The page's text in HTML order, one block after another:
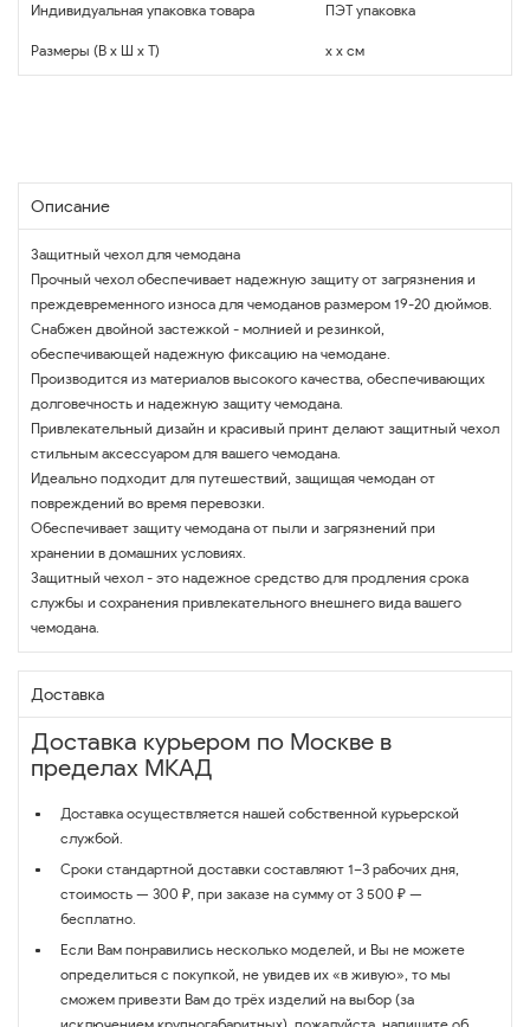
Индивидуальная упаковка товара ПЭТ упаковка
Размеры (В x Ш x Т) x x см
Описание
Защитный чехол для чемодана
Прочный чехол обеспечивает надежную защиту от загрязнения и
преждевременного износа для чемоданов размером 19-20 дюймов.
Снабжен двойной застежкой - молнией и резинкой,
обеспечивающей надежную фиксацию на чемодане.
Производится из материалов высокого качества, обеспечивающих
долговечность и надежную защиту чемодана.
Привлекательный дизайн и красивый принт делают защитный чехол
стильным аксессуаром для вашего чемодана.
Идеально подходит для путешествий, защищая чемодан от
повреждений во время перевозки.
Обеспечивает защиту чемодана от пыли и загрязнений при
хранении в домашних условиях.
Защитный чехол - это надежное средство для продления срока
службы и сохранения привлекательного внешнего вида вашего
чемодана.
Доставка
Доставка курьером по Москве в
пределах МКАД
Доставка осуществляется нашей собственной курьерской
службой.
Сроки стандартной доставки составляют 1–3 рабочих дня,
стоимость — 300 ₽, при заказе на сумму от 3 500 ₽ —
бесплатно.
Если Вам понравились несколько моделей, и Вы не можете
определиться с покупкой, не увидев их «в живую», то мы
сможем привезти Вам до трёх изделий на выбор (за